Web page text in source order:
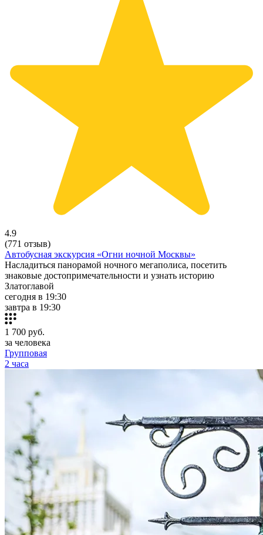
4.9
(771 отзыв)
Автобусная экскурсия «Огни ночной Москвы»
Насладиться панорамой ночного мегаполиса, посетить
знаковые достопримечательности и узнать историю
Златоглавой
сегодня в 19:30
завтра в 19:30
1 700 руб.
за человека
Групповая
2 часа